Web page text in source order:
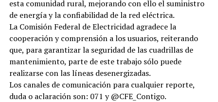
esta comunidad rural, mejorando con ello el suministro
de energía y la confiabilidad de la red eléctrica.
La Comisión Federal de Electricidad agradece la
cooperación y comprensión a los usuarios, reiterando
que, para garantizar la seguridad de las cuadrillas de
mantenimiento, parte de este trabajo sólo puede
realizarse con las líneas desenergizadas.
Los canales de comunicación para cualquier reporte,
duda o aclaración son: 071 y @CFE_Contigo.